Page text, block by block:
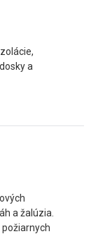
a
a žalúzia.